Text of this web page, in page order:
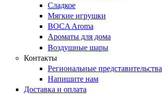
Сладкое
Мягкие игрушки
BOCA Aroma
Ароматы для дома
Воздушные шары
Контакты
Региональные представительства
Напишите нам
Доставка и оплата